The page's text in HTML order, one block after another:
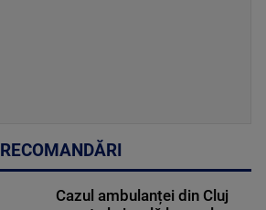
RECOMANDĂRI
Cazul ambulanței din Cluj